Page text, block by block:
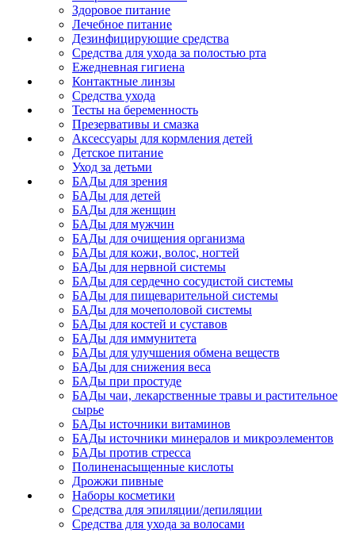
Здоровое питание
Лечебное питание
Дезинфицирующие средства
Средства для ухода за полостью рта
Ежедневная гигиена
Контактные линзы
Средства ухода
Тесты на беременность
Презервативы и смазка
Аксессуары для кормления детей
Детское питание
Уход за детьми
БАДы для зрения
БАДы для детей
БАДы для женщин
БАДы для мужчин
БАДы для очищения организма
БАДы для кожи, волос, ногтей
БАДы для нервной системы
БАДы для сердечно сосудистой системы
БАДы для пищеварительной системы
БАДы для мочеполовой системы
БАДы для костей и суставов
БАДы для иммунитета
БАДы для улучшения обмена веществ
БАДы для снижения веса
БАДы при простуде
БАДы чаи, лекарственные травы и растительное
сырье
БАДы источники витаминов
БАДы источники минералов и микроэлементов
БАДы против стресса
Полиненасыщенные кислоты
Дрожжи пивные
Наборы косметики
Средства для эпиляции/депиляции
Средства для ухода за волосами